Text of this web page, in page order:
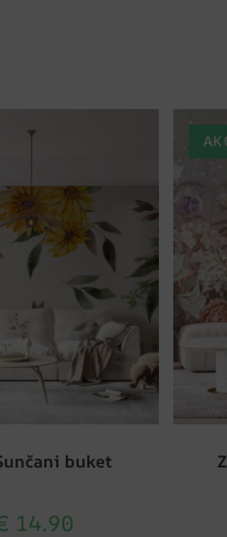
buket
14.90